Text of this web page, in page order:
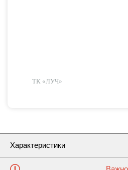
ТК «ЛУЧ»
Характеристики